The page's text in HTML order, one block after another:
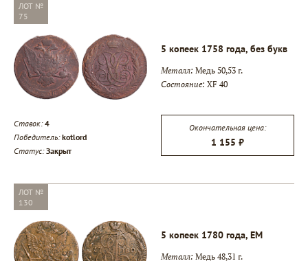
ЛОТ №
75
5 копеек 1758 года, без букв
Металл: Медь 50,53 г.
Состояние: XF 40
Ставок:4
Победитель: kotlord
Статус:Закрыт
Окончательная цена:
1 155 ₽
ЛОТ №
130
5 копеек 1780 года, ЕМ
Металл: Медь 48,31 г.